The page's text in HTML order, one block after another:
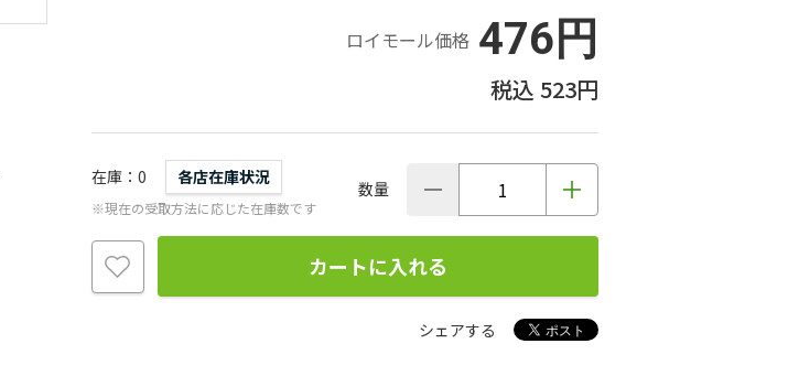
ロイモール価格 476円
523円
在庫 0 各店在庫状況
※現在の受取方法に応じた在庫数です
数量
カートに入れる
シェアする